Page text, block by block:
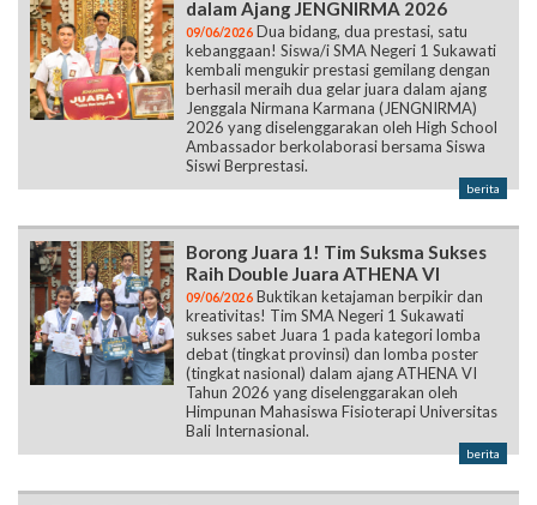
dalam Ajang JENGNIRMA 2026
09/06/2026 Dua bidang, dua prestasi, satu
kebanggaan! Siswa/i SMA Negeri 1 Sukawati
kembali mengukir prestasi gemilang dengan
berhasil meraih dua gelar juara dalam ajang
Jenggala Nirmana Karmana (JENGNIRMA)
2026 yang diselenggarakan oleh High School
Ambassador berkolaborasi bersama Siswa
Siswi Berprestasi.
berita
Borong Juara 1! Tim Suksma Sukses
Raih Double Juara ATHENA VI
09/06/2026 Buktikan ketajaman berpikir dan
kreativitas! Tim SMA Negeri 1 Sukawati
sukses sabet Juara 1 pada kategori lomba
debat (tingkat provinsi) dan lomba poster
(tingkat nasional) dalam ajang ATHENA VI
Tahun 2026 yang diselenggarakan oleh
Himpunan Mahasiswa Fisioterapi Universitas
Bali Internasional.
berita